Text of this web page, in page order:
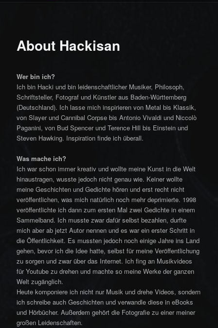
About Hackisan
Wer bin ich?
Ich bin Hacki und bin leidenschaftlicher Musiker, Philosoph,
Schriftsteller, Fotograf und Künstler aus Baden-Württemberg
(Deutschland). Ich lasse mich inspirieren von Metal bis Klassik,
von Slayer und Cannibal Corpse bis Antonio Vivaldi und Niccolò
Paganini, von Bud Spencer und Terence Hill bis Einstein und
Steven Hawking. Inspiration finde ich überall.
Was mache ich?
Ich war schon immer kreativ und wollte meine Kunst in die Welt
hinaustragen, wusste jedoch nicht genau wie. Keiner wollte
meine Geschichten und Gedichte hören und erst recht nicht
veröffentlichen, was mich natürlich noch mehr deprimierte. 1998
veröffentlichte ich dann zum ersten Mal zwei Gedichte in einem
Sammelband. Ich musste zwar dafür selbst bezahlen, durfte
mich aber ab jetzt Autor nennen und es war ein erster Schritt in
die Öffentlichkeit. Es mussten jedoch noch einige Jahre ins Land
gehen, bevor ich die Idee hatte, selbst für meine Veröffentlichung
zu sorgen und zwar über das Internet. Ich fing an Musikvideos
für Youtube zu drehen und machte so meine Werke der ganzen
Welt zugänglich.
Heute komponiere ich nicht nur Musik und drehe Videos, sondern
ich schreibe auch Geschichten und verwandle diese in eBooks
und Hörbücher. Außerdem gehört die Fotografie zu einer meiner
großen Leidenschaften.